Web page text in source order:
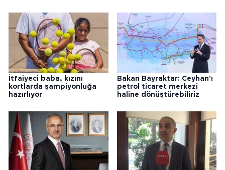
İtfaiyeci baba, kızını
kortlarda şampiyonluğa
hazırlıyor
Bakan Bayraktar: Ceyhan'ı
petrol ticaret merkezi
haline dönüştürebiliriz